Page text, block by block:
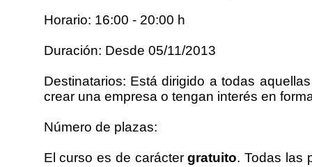
Horario: 16:00 - 20:00 h
Duración: Desde 05/11/2013
Destinatarios: Está dirigido a todas
crear una empresa o tengan interés en
Número de plazas:
El curso es de caráctergratuito. Todas las